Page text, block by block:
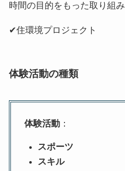
時間の目的をもった取り組み
✔住環境プロジェクト
体験活動の種類
体験活動：
スポーツ
スキル